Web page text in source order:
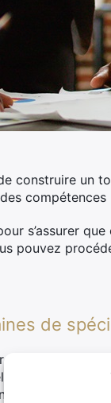
construire un
compétences
s’assurer
pouvez
de
les domaines
sont les
logiciel, vous